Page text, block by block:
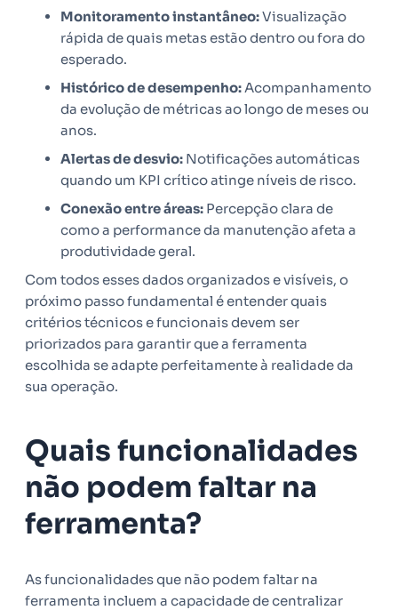
Monitoramento instantâneo:Visualização
rápida de quais metas estão dentro ou fora do
esperado.
Histórico de desempenho:Acompanhamento
da evolução de métricas ao longo de meses ou
anos.
Alertas de desvio: Notificações automáticas
quando um KPI crítico atinge níveis de risco.
Conexão entre áreas: Percepção clara de
como a performance da manutenção afeta a
produtividade geral.
Com todos esses dados organizados e visíveis, o
próximo passo fundamental é entender quais
critérios técnicos e funcionais devem ser
priorizados para garantir que a ferramenta
escolhida se adapte perfeitamente à realidade da
sua operação.
Quais funcionalidades
não podem faltar na
ferramenta?
As funcionalidades que não podem faltar na
ferramenta incluem a capacidade de centralizar